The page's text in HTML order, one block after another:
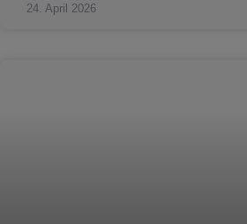
24. April 2026